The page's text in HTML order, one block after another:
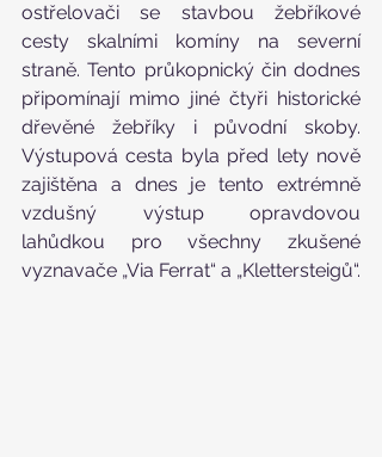
ostřelovači se stavbou žebříkové
cesty skalními komíny na severní
straně. Tento průkopnický čin dodnes
připomínají mimo jiné čtyři historické
dřevěné žebříky i původní skoby.
Výstupová cesta byla před lety nově
zajištěna a dnes je tento extrémně
vzdušný výstup opravdovou
lahůdkou pro všechny zkušené
vyznavače „Via Ferrat“ a „Klettersteigů“.